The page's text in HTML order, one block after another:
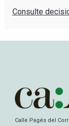
Consulte
Calle Pagés del